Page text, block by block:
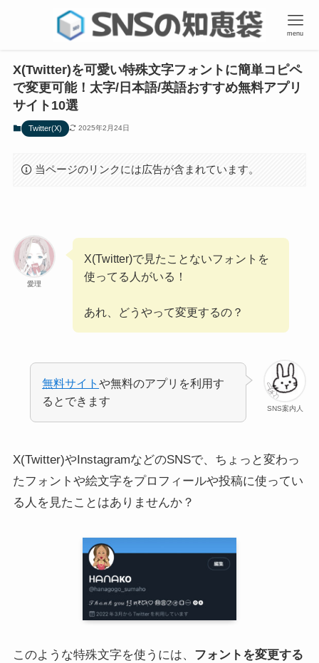
menu
X(Twitter)を可愛い特殊文字フォントに簡単コピペ
で変更可能！太字/日本語/英語おすすめ無料アプリ
サイト10選
Twitter(X) 2025年2月24日
当ページのリンクには広告が含まれています。
愛理
X(Twitter)で見たことないフォントを
使ってる人がいる！
あれ、どうやって変更するの？
SNS案内人
無料サイトや無料のアプリを利用す
るとできます
X(Twitter)やInstagramなどのSNSで、ちょっと変わっ
たフォントや絵文字をプロフィールや投稿に使ってい
る人を見たことはありませんか？
このような特殊文字を使うには、 フォントを変更する